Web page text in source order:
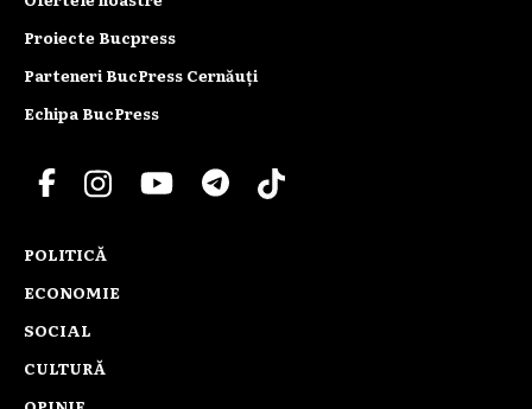
Proiecte Bucpress
Parteneri BucPress Cernăuți
Echipa BucPress
POLITICĂ
ECONOMIE
SOCIAL
CULTURĂ